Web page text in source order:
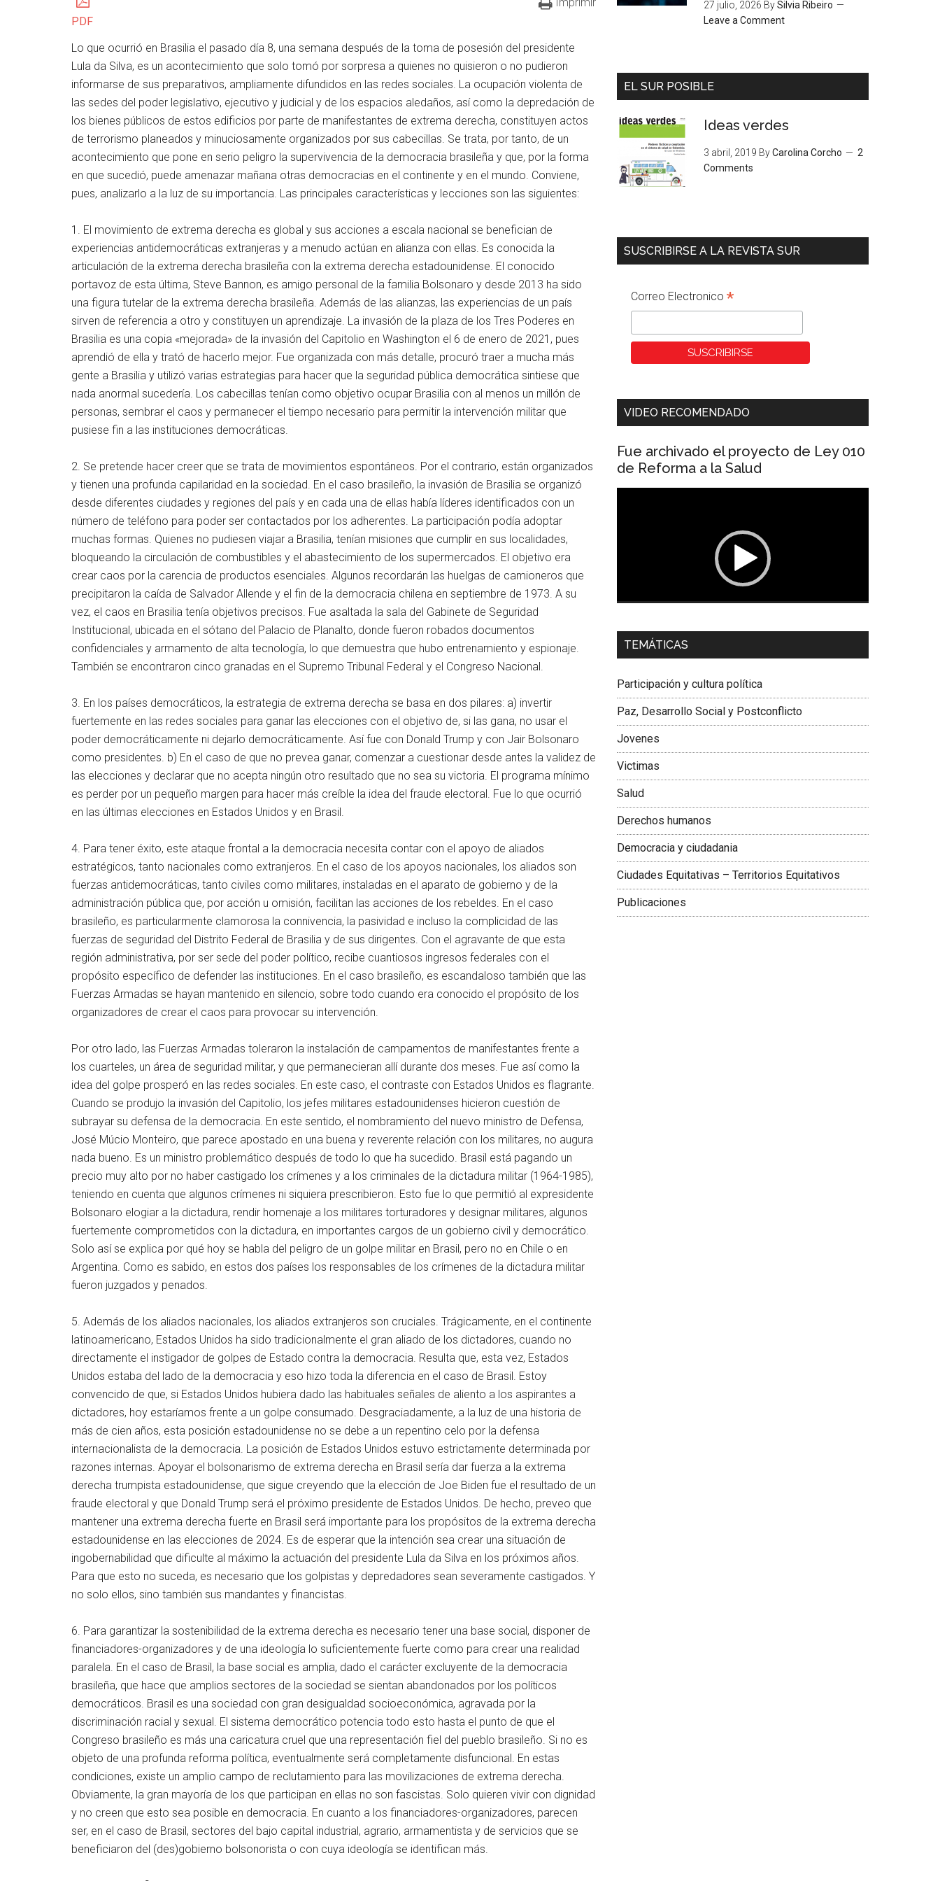
PDF
Lo que ocurrió en Brasilia el pasado día 8, una semana después de la toma de posesión del presidente
Lula da Silva, es un acontecimiento que solo tomó por sorpresa a quienes no quisieron o no pudieron
informarse de sus preparativos, ampliamente difundidos en las redes sociales. La ocupación violenta de
las sedes del poder legislativo, ejecutivo y judicial y de los espacios aledaños, así como la depredación de
los bienes públicos de estos edificios por parte de manifestantes de extrema derecha, constituyen actos
de terrorismo planeados y minuciosamente organizados por sus cabecillas. Se trata, por tanto, de un
acontecimiento que pone en serio peligro la supervivencia de la democracia brasileña y que, por la forma
en que sucedió, puede amenazar mañana otras democracias en el continente y en el mundo. Conviene,
pues, analizarlo a la luz de su importancia. Las principales características y lecciones son las siguientes:
1. El movimiento de extrema derecha es global y sus acciones a escala nacional se benefician de
experiencias antidemocráticas extranjeras y a menudo actúan en alianza con ellas. Es conocida la
articulación de la extrema derecha brasileña con la extrema derecha estadounidense. El conocido
portavoz de esta última, Steve Bannon, es amigo personal de la familia Bolsonaro y desde 2013 ha sido
una figura tutelar de la extrema derecha brasileña. Además de las alianzas, las experiencias de un país
sirven de referencia a otro y constituyen un aprendizaje. La invasión de la plaza de los Tres Poderes en
Brasilia es una copia «mejorada» de la invasión del Capitolio en Washington el 6 de enero de 2021, pues
aprendió de ella y trató de hacerlo mejor. Fue organizada con más detalle, procuró traer a mucha más
gente a Brasilia y utilizó varias estrategias para hacer que la seguridad pública democrática sintiese que
nada anormal sucedería. Los cabecillas tenían como objetivo ocupar Brasilia con al menos un millón de
personas, sembrar el caos y permanecer el tiempo necesario para permitir la intervención militar que
pusiese fin a las instituciones democráticas.
2. Se pretende hacer creer que se trata de movimientos espontáneos. Por el contrario, están organizados
y tienen una profunda capilaridad en la sociedad. En el caso brasileño, la invasión de Brasilia se organizó
desde diferentes ciudades y regiones del país y en cada una de ellas había líderes identificados con un
número de teléfono para poder ser contactados por los adherentes. La participación podía adoptar
muchas formas. Quienes no pudiesen viajar a Brasilia, tenían misiones que cumplir en sus localidades,
bloqueando la circulación de combustibles y el abastecimiento de los supermercados. El objetivo era
crear caos por la carencia de productos esenciales. Algunos recordarán las huelgas de camioneros que
precipitaron la caída de Salvador Allende y el fin de la democracia chilena en septiembre de 1973. A su
vez, el caos en Brasilia tenía objetivos precisos. Fue asaltada la sala del Gabinete de Seguridad
Institucional, ubicada en el sótano del Palacio de Planalto, donde fueron robados documentos
confidenciales y armamento de alta tecnología, lo que demuestra que hubo entrenamiento y espionaje.
También se encontraron cinco granadas en el Supremo Tribunal Federal y el Congreso Nacional.
3. En los países democráticos, la estrategia de extrema derecha se basa en dos pilares: a) invertir
fuertemente en las redes sociales para ganar las elecciones con el objetivo de, si las gana, no usar el
poder democráticamente ni dejarlo democráticamente. Así fue con Donald Trump y con Jair Bolsonaro
como presidentes. b) En el caso de que no prevea ganar, comenzar a cuestionar desde antes la validez de
las elecciones y declarar que no acepta ningún otro resultado que no sea su victoria. El programa mínimo
es perder por un pequeño margen para hacer más creíble la idea del fraude electoral. Fue lo que ocurrió
en las últimas elecciones en Estados Unidos y en Brasil.
4. Para tener éxito, este ataque frontal a la democracia necesita contar con el apoyo de aliados
estratégicos, tanto nacionales como extranjeros. En el caso de los apoyos nacionales, los aliados son
fuerzas antidemocráticas, tanto civiles como militares, instaladas en el aparato de gobierno y de la
administración pública que, por acción u omisión, facilitan las acciones de los rebeldes. En el caso
brasileño, es particularmente clamorosa la connivencia, la pasividad e incluso la complicidad de las
fuerzas de seguridad del Distrito Federal de Brasilia y de sus dirigentes. Con el agravante de que esta
región administrativa, por ser sede del poder político, recibe cuantiosos ingresos federales con el
propósito específico de defender las instituciones. En el caso brasileño, es escandaloso también que las
Fuerzas Armadas se hayan mantenido en silencio, sobre todo cuando era conocido el propósito de los
organizadores de crear el caos para provocar su intervención.
Por otro lado, las Fuerzas Armadas toleraron la instalación de campamentos de manifestantes frente a
los cuarteles, un área de seguridad militar, y que permanecieran allí durante dos meses. Fue así como la
idea del golpe prosperó en las redes sociales. En este caso, el contraste con Estados Unidos es flagrante.
Cuando se produjo la invasión del Capitolio, los jefes militares estadounidenses hicieron cuestión de
subrayar su defensa de la democracia. En este sentido, el nombramiento del nuevo ministro de Defensa,
José Múcio Monteiro, que parece apostado en una buena y reverente relación con los militares, no augura
nada bueno. Es un ministro problemático después de todo lo que ha sucedido. Brasil está pagando un
precio muy alto por no haber castigado los crímenes y a los criminales de la dictadura militar (1964-1985),
teniendo en cuenta que algunos crímenes ni siquiera prescribieron. Esto fue lo que permitió al expresidente
Bolsonaro elogiar a la dictadura, rendir homenaje a los militares torturadores y designar militares, algunos
fuertemente comprometidos con la dictadura, en importantes cargos de un gobierno civil y democrático.
Solo así se explica por qué hoy se habla del peligro de un golpe militar en Brasil, pero no en Chile o en
Argentina. Como es sabido, en estos dos países los responsables de los crímenes de la dictadura militar
fueron juzgados y penados.
5. Además de los aliados nacionales, los aliados extranjeros son cruciales. Trágicamente, en el continente
latinoamericano, Estados Unidos ha sido tradicionalmente el gran aliado de los dictadores, cuando no
directamente el instigador de golpes de Estado contra la democracia. Resulta que, esta vez, Estados
Unidos estaba del lado de la democracia y eso hizo toda la diferencia en el caso de Brasil. Estoy
convencido de que, si Estados Unidos hubiera dado las habituales señales de aliento a los aspirantes a
dictadores, hoy estaríamos frente a un golpe consumado. Desgraciadamente, a la luz de una historia de
más de cien años, esta posición estadounidense no se debe a un repentino celo por la defensa
internacionalista de la democracia. La posición de Estados Unidos estuvo estrictamente determinada por
razones internas. Apoyar el bolsonarismo de extrema derecha en Brasil sería dar fuerza a la extrema
derecha trumpista estadounidense, que sigue creyendo que la elección de Joe Biden fue el resultado de un
fraude electoral y que Donald Trump será el próximo presidente de Estados Unidos. De hecho, preveo que
mantener una extrema derecha fuerte en Brasil será importante para los propósitos de la extrema derecha
estadounidense en las elecciones de 2024. Es de esperar que la intención sea crear una situación de
ingobernabilidad que dificulte al máximo la actuación del presidente Lula da Silva en los próximos años.
Para que esto no suceda, es necesario que los golpistas y depredadores sean severamente castigados. Y
no solo ellos, sino también sus mandantes y financistas.
6. Para garantizar la sostenibilidad de la extrema derecha es necesario tener una base social, disponer de
financiadores-organizadores y de una ideología lo suficientemente fuerte como para crear una realidad
paralela. En el caso de Brasil, la base social es amplia, dado el carácter excluyente de la democracia
brasileña, que hace que amplios sectores de la sociedad se sientan abandonados por los políticos
democráticos. Brasil es una sociedad con gran desigualdad socioeconómica, agravada por la
discriminación racial y sexual. El sistema democrático potencia todo esto hasta el punto de que el
Congreso brasileño es más una caricatura cruel que una representación fiel del pueblo brasileño. Si no es
objeto de una profunda reforma política, eventualmente será completamente disfuncional. En estas
condiciones, existe un amplio campo de reclutamiento para las movilizaciones de extrema derecha.
Obviamente, la gran mayoría de los que participan en ellas no son fascistas. Solo quieren vivir con dignidad
y no creen que esto sea posible en democracia. En cuanto a los financiadores-organizadores, parecen
ser, en el caso de Brasil, sectores del bajo capital industrial, agrario, armamentista y de servicios que se
beneficiaron del (des)gobierno bolsonorista o con cuya ideología se identifican más.
27 julio, 2026 BySilvia Ribeiro
Leave a Comment
EL SUR POSIBLE
Ideas verdes
3 abril, 2019 ByCarolina Corcho
2
Comments
SUSCRIBIRSE A LA REVISTA SUR
Correo Electronico *
VIDEO RECOMENDADO
Fue archivado el proyecto de Ley 010
de Reforma a la Salud
Dra. Carolina Corcho Mejía,
Latinoamericana Sur, Vicepresidenta Federación
TEMÁTICAS
Participación y cultura política
Paz, Desarrollo Social y Postconflicto
Jovenes
Victimas
Salud
Derechos humanos
Democracia y ciudadania
Ciudades Equitativas – Territorios Equitativos
Publicaciones